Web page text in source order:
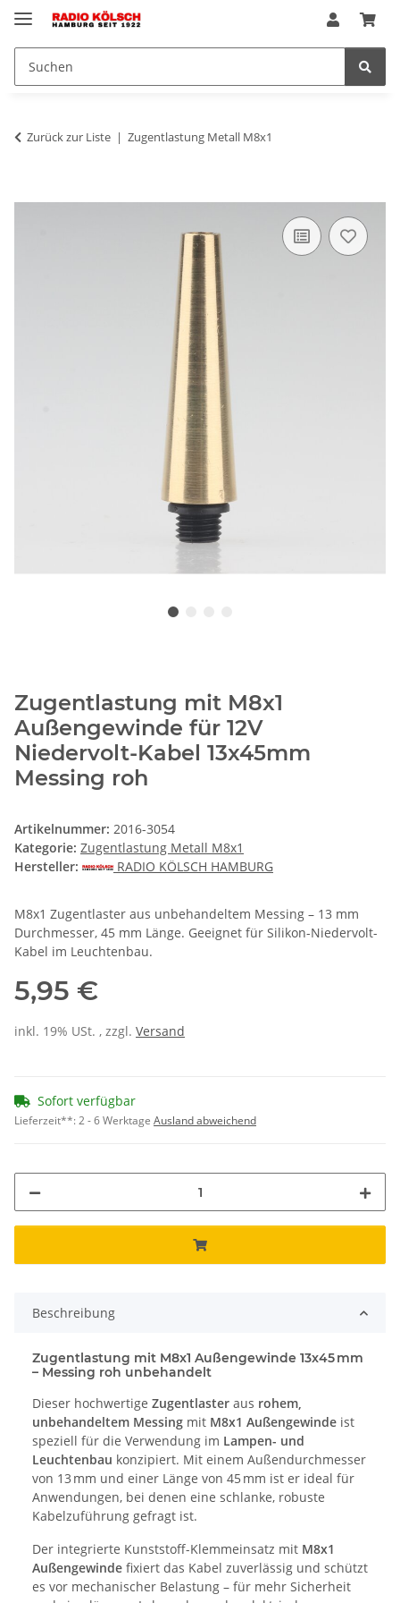
Zurück zur Liste Zugentlastung Metall M8x1
Zugentlastung mit M8x1
Außengewinde für 12V
Niedervolt-Kabel 13x45mm
Messing roh
Artikelnummer: 2016-3054
Kategorie: Zugentlastung Metall M8x1
Hersteller:
RADIO KÖLSCH HAMBURG
M8x1 Zugentlaster aus unbehandeltem Messing – 13 mm
Durchmesser, 45 mm Länge. Geeignet für Silikon-Niedervolt-
Kabel im Leuchtenbau.
5,95 €
inkl. 19% USt. , zzgl. Versand
Sofort verfügbar
Lieferzeit**:2 - 6 Werktage Ausland abweichend
Beschreibung
Zugentlastung mit M8x1 Außengewinde 13x45 mm
– Messing roh unbehandelt
Dieser hochwertige Zugentlaster aus rohem,
unbehandeltem Messing mit M8x1 Außengewinde ist
speziell für die Verwendung im Lampen- und
Leuchtenbau konzipiert. Mit einem Außendurchmesser
von 13 mm und einer Länge von 45 mm ist er ideal für
Anwendungen, bei denen eine schlanke, robuste
Kabelzuführung gefragt ist.
Der integrierte Kunststoff-Klemmeinsatz mit M8x1
Außengewinde fixiert das Kabel zuverlässig und schützt
es vor mechanischer Belastung – für mehr Sicherheit